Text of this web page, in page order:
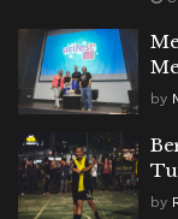
by
by